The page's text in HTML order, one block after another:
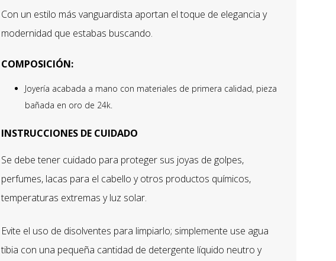
Con un estilo más vanguardista aportan el toque de elegancia y
modernidad que estabas buscando.
COMPOSICIÓN:
Joyería acabada a mano con materiales de primera calidad, pieza
bañada en oro de 24k.
INSTRUCCIONES DE CUIDADO
Se debe tener cuidado para proteger sus joyas de golpes,
perfumes, lacas para el cabello y otros productos químicos,
temperaturas extremas y luz solar.
Evite el uso de disolventes para limpiarlo; simplemente use agua
tibia con una pequeña cantidad de detergente líquido neutro y